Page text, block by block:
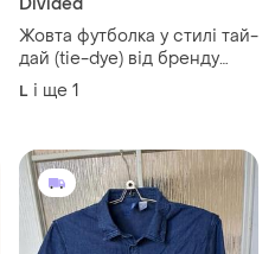
Жовта футболка у стилі тай-
дай (tie-dye) від бренду
h&m divided
L і ще 1